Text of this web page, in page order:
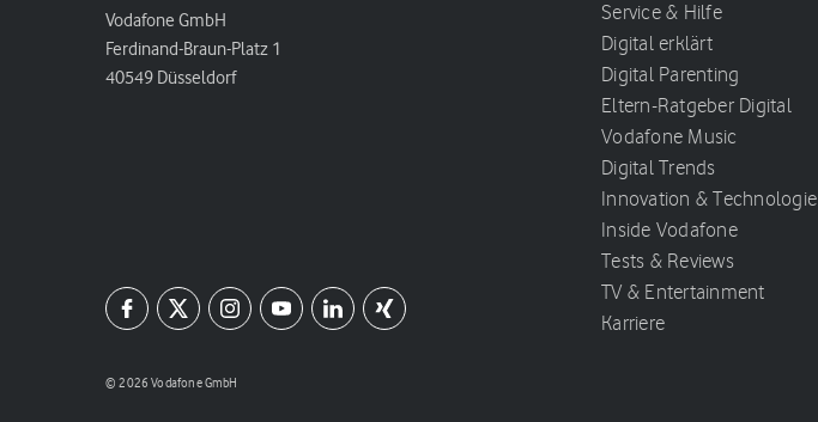
Vodafone GmbH
Ferdinand-Braun-Platz 1
40549 Düsseldorf
Service & Hilfe
Digital erklärt
Digital Parenting
Eltern-Ratgeber Digital
Vodafone Music
Digital Trends
Innovation & Technologie
Inside Vodafone
Tests & Reviews
TV & Entertainment
Karriere
© 2026 Vodafone GmbH